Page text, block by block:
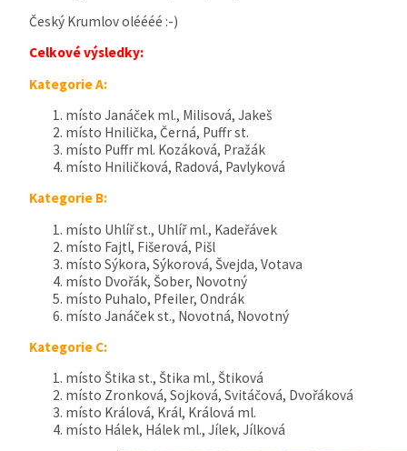
Český Krumlov oléééé :-)
Celkové výsledky:
Kategorie A:
místo Janáček ml., Milisová, Jakeš
místo Hnilička, Černá, Puffr st.
místo Puffr ml. Kozáková, Pražák
místo Hniličková, Radová, Pavlyková
Kategorie B:
místo Uhlíř st., Uhlíř ml., Kadeřávek
místo Fajtl, Fišerová, Pišl
místo Sýkora, Sýkorová, Švejda, Votava
místo Dvořák, Šober, Novotný
místo Puhalo, Pfeiler, Ondrák
místo Janáček st., Novotná, Novotný
Kategorie C:
místo Štika st., Štika ml., Štiková
místo Zronková, Sojková, Svitáčová, Dvořáková
místo Králová, Král, Králová ml.
místo Hálek, Hálek ml., Jílek, Jílková